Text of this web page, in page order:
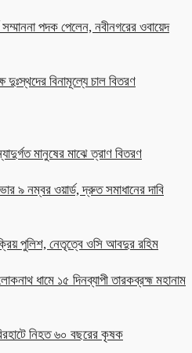
পদক পেলেন, নবীনগরের ওবায়েদ
দুঃস্থদের বিনামূল্যে চাল বিতরণ
মানুষের মাঝে ত্রাণ বিতরণ
৯ নম্বর ওয়ার্ড, দ্রুত সমাধানের দাবি
পুলিশ, নেতৃত্বে ওসি আবদুর রহিম
ধামে ১৫ দিনব্যাপী তারকব্রহ্ম মহানাম
নিহত ৬০ বছরের কৃষক